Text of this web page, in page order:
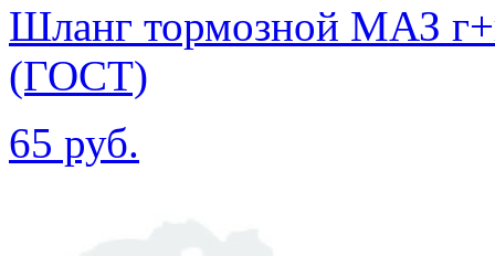
Шланг тормозной МАЗ
(ГОСТ)
65 руб.